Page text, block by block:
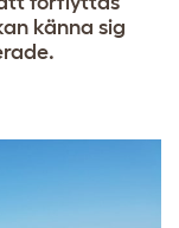
känna sig